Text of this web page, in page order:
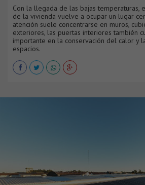
Con la llegada de las bajas temperaturas,
de la vivienda vuelve a ocupar un lugar
atención suele concentrarse en muros,
exteriores, las puertas interiores también
importante en la conservación del calor y
espacios.